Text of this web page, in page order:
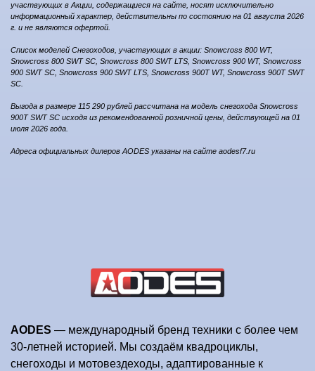
участвующих в Акции, содержащиеся на сайте, носят исключительно
информационный характер, действительны по состоянию на 01 августа 2026
г. и не являются офертой.
Список моделей Снегоходов, участвующих в акции: Snowcross 800 WT,
Snowcross 800 SWT SC, Snowcross 800 SWT LTS, Snowcross 900 WT, Snowcross
900 SWT SC, Snowcross 900 SWT LTS, Snowcross 900T WT, Snowcross 900T SWT
SC.
Выгода в размере 115 290 рублей рассчитана на модель снегохода Snowcross
900T SWT SC исходя из рекомендованной розничной цены, действующей на 01
июля 2026 года.
Адреса официальных дилеров AODES указаны на сайте aodesf7.ru
AODES — международный бренд техники с более чем
30-летней историей. Мы создаём квадроциклы,
снегоходы и мотовездеходы, адаптированные к